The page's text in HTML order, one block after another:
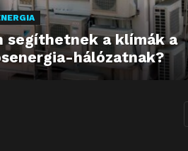
segíthetnek a klímák a
hálózatnak?